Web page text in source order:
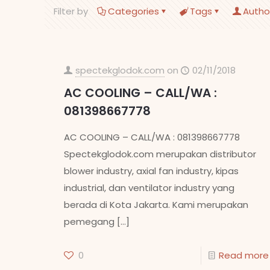
Filter by Categories Tags
spectekglodok.com on 02/11/2018
AC COOLING – CALL/WA :
081398667778
AC COOLING – CALL/WA : 081398667778
Spectekglodok.com merupakan distributor
blower industry, axial fan industry, kipas
industrial, dan ventilator industry yang
berada di Kota Jakarta. Kami merupakan
pemegang […]
0 Read more